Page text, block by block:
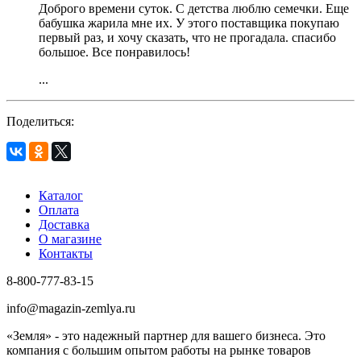
Доброго времени суток. С детства люблю семечки. Еще
бабушка жарила мне их. У этого поставщика покупаю
первый раз, и хочу сказать, что не прогадала. спасибо
большое. Все понравилось!
...
Поделиться:
Каталог
Оплата
Доставка
О магазине
Контакты
8-800-777-83-15
info@magazin-zemlya.ru
«Земля» - это надежный партнер для вашего бизнеса. Это
компания с большим опытом работы на рынке товаров